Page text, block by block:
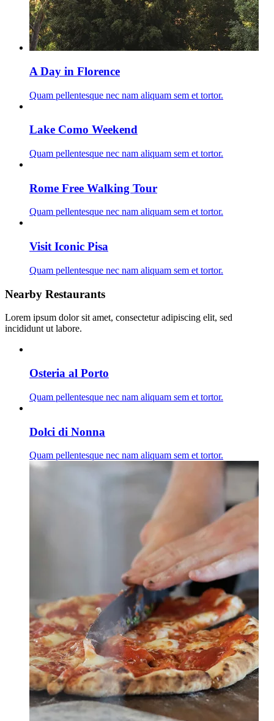
A Day in Florence
Quam pellentesque nec nam aliquam sem et tortor.
Lake Como Weekend
Quam pellentesque nec nam aliquam sem et tortor.
Rome Free Walking Tour
Quam pellentesque nec nam aliquam sem et tortor.
Visit Iconic Pisa
Quam pellentesque nec nam aliquam sem et tortor.
Nearby Restaurants
Lorem ipsum dolor sit amet, consectetur adipiscing elit, sed
incididunt ut labore.
Osteria al Porto
Quam pellentesque nec nam aliquam sem et tortor.
Dolci di Nonna
Quam pellentesque nec nam aliquam sem et tortor.